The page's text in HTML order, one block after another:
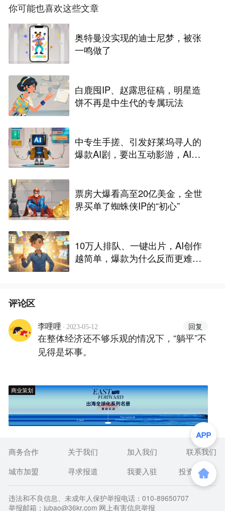
你可能也喜欢这些文章
奥特曼没实现的迪士尼梦，被张
一鸣做了
白鹿囤IP、赵露思征稿，明星造
饼不再是中生代的专属玩法
中专生手搓、引发好莱坞寻人的
爆款AI剧，要出互动影游，AI剧
票房大爆看高至20亿美金，全世
界买单了蜘蛛侠IP的“初心”
10万人排队、一键出片，AI创作
越简单，爆款为什么反而更难做
评论区
李哩哩 · 2023-05-12 回复
在整体经济还不够乐观的情况下，“躺平”不
见得是坏事。
商业策划
商务合作 关于我们 加入我们
联系我们
城市加盟
寻求报道 我要入驻 投资者关系
违法和不良信息、未成年人保护举报电话：010-89650707
举报邮箱：jubao@36kr.com 网上有害信息举报